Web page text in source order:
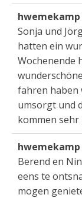
hwemekamp
Sonja und
hatten ein
Wochenende
fahren haben
umsorgt und
kommen sehr
hwemekamp
Berend en
eens te
mogen